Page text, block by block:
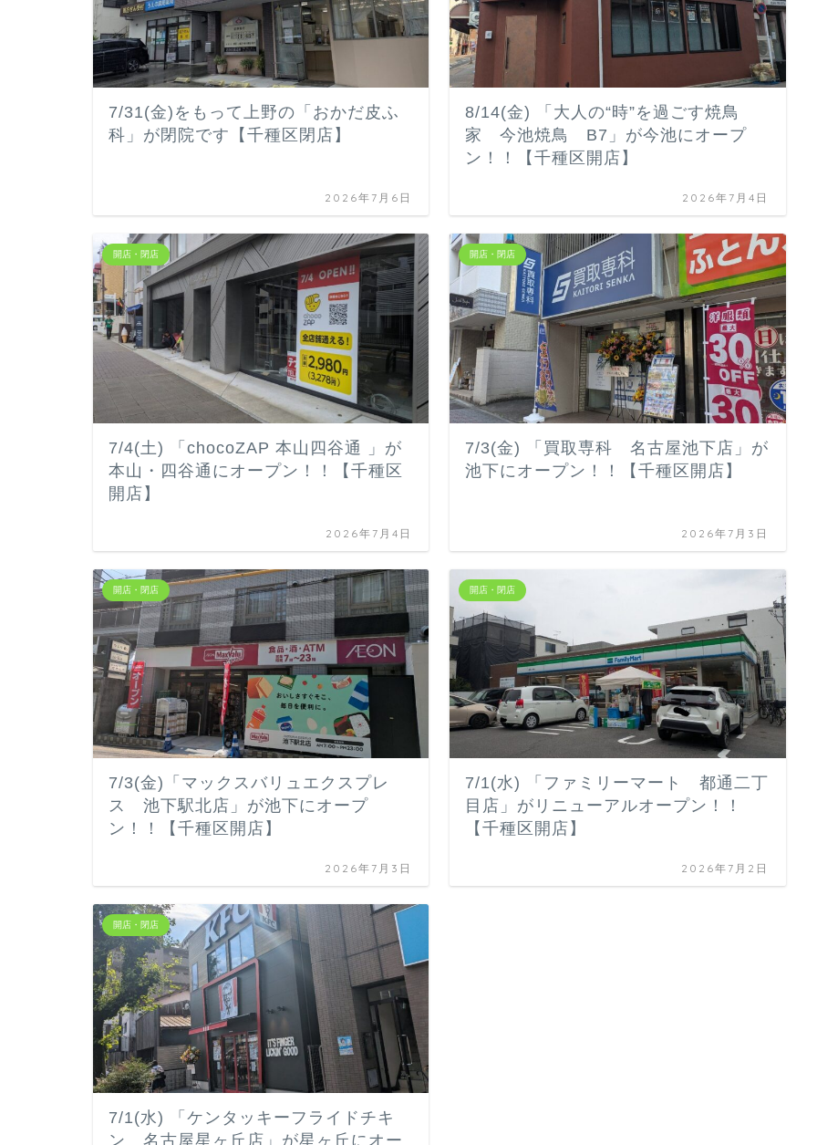
7/31(金)をもって上野の「おかだ皮ふ
科」が閉院です【千種区閉店】
2026年7月6日
8/14(金) 「大人の“時”を過ごす焼鳥
家 今池焼鳥 B7」が今池にオープ
ン！！【千種区開店】
2026年7月4日
開店・閉店
7/4(土) 「chocoZAP 本山四谷通 」が
本山・四谷通にオープン！！【千種区
開店】
2026年7月4日
開店・閉店
7/3(金) 「買取専科 名古屋池下店」が
池下にオープン！！【千種区開店】
2026年7月3日
開店・閉店
7/3(金)「マックスバリュエクスプレ
ス 池下駅北店」が池下にオープ
ン！！【千種区開店】
2026年7月3日
開店・閉店
7/1(水) 「ファミリーマート 都通二丁
目店」がリニューアルオープン！！
【千種区開店】
2026年7月2日
開店・閉店
7/1(水) 「ケンタッキーフライドチキ
ン 名古屋星ヶ丘店」が星ヶ丘にオー